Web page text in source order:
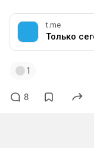
t.me
Только
1
8